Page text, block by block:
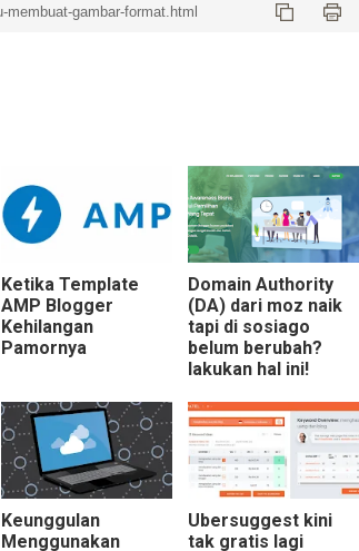
Ketika Template
AMP Blogger
Kehilangan
Pamornya
Domain Authority
(DA) dari moz naik
tapi di sosiago
belum berubah?
lakukan hal ini!
Keunggulan
Menggunakan
Ubersuggest kini
tak gratis lagi